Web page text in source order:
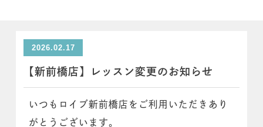
2026.02.17
【新前橋店】レッスン変更のお知らせ
いつもロイブ新前橋店をご利用いただきあり
がとうございます。